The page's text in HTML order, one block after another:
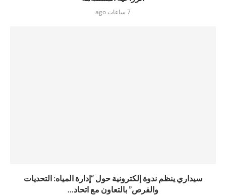
7 ساعات ago
سيداري ينظم ندوة إلكترونية حول “إدارة المياه: التحديات
والفرص” بالتعاون مع اتحاد...